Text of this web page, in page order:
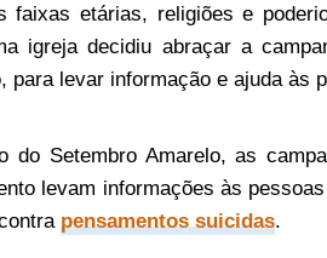
faixas etárias, religiões e
igreja decidiu abraçar a
para levar informação e ajuda às
do Setembro Amarelo, as
levam informações às
pensamentos suicidas.